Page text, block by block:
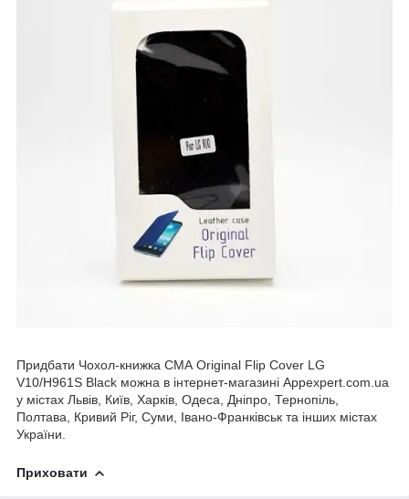
Придбати Чохол-книжка CМА Original Flip Cover LG
V10/H961S Black можна в інтернет-магазині Appexpert.com.ua
у містах Львів, Київ, Харків, Одеса, Дніпро, Тернопіль,
Полтава, Кривий Ріг, Суми, Івано-Франківськ та інших містах
України.
Приховати